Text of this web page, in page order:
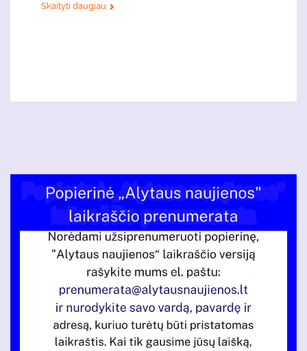
Skaityti daugiau